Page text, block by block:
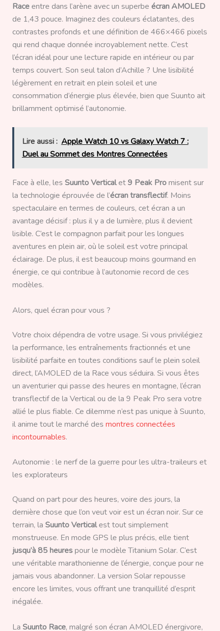
Raceentre dans l’arène avec un superbe écran AMOLED
de 1,43 pouce. Imaginez des couleurs éclatantes, des
contrastes profonds et une définition de 466×466 pixels
qui rend chaque donnée incroyablement nette. C’est
l’écran idéal pour une lecture rapide en intérieur ou par
temps couvert. Son seul talon d’Achille ? Une lisibilité
légèrement en retrait en plein soleil et une
consommation d’énergie plus élevée, bien que Suunto ait
brillamment optimisé l’autonomie.
Lire aussi : Apple Watch 10 vs Galaxy Watch 7 :
Duel au Sommet des Montres Connectées
Face à elle, les Suunto Verticalet9 Peak Promisent sur
la technologie éprouvée de l’écran transflectif. Moins
spectaculaire en termes de couleurs, cet écran a un
avantage décisif : plus il y a de lumière, plus il devient
lisible. C’est le compagnon parfait pour les longues
aventures en plein air, où le soleil est votre principal
éclairage. De plus, il est beaucoup moins gourmand en
énergie, ce qui contribue à l’autonomie record de ces
modèles.
Alors, quel écran pour vous ?
Votre choix dépendra de votre usage. Si vous privilégiez
la performance, les entraînements fractionnés et une
lisibilité parfaite en toutes conditions sauf le plein soleil
direct, l’AMOLED de la Race vous séduira. Si vous êtes
un aventurier qui passe des heures en montagne, l’écran
transflectif de la Vertical ou de la 9 Peak Pro sera votre
allié le plus fiable. Ce dilemme n’est pas unique à Suunto,
il anime tout le marché des montres connectées
incontournables.
Autonomie : le nerf de la guerre pour les ultra-traileurs et
les explorateurs
Quand on part pour des heures, voire des jours, la
dernière chose que l’on veut voir est un écran noir. Sur ce
terrain, la Suunto Verticalest tout simplement
monstrueuse. En mode GPS le plus précis, elle tient
jusqu’à 85 heurespour le modèle Titanium Solar. C’est
une véritable marathonienne de l’énergie, conçue pour ne
jamais vous abandonner. La version Solar repousse
encore les limites, vous offrant une tranquillité d’esprit
inégalée.
La Suunto Race, malgré son écran AMOLED énergivore,